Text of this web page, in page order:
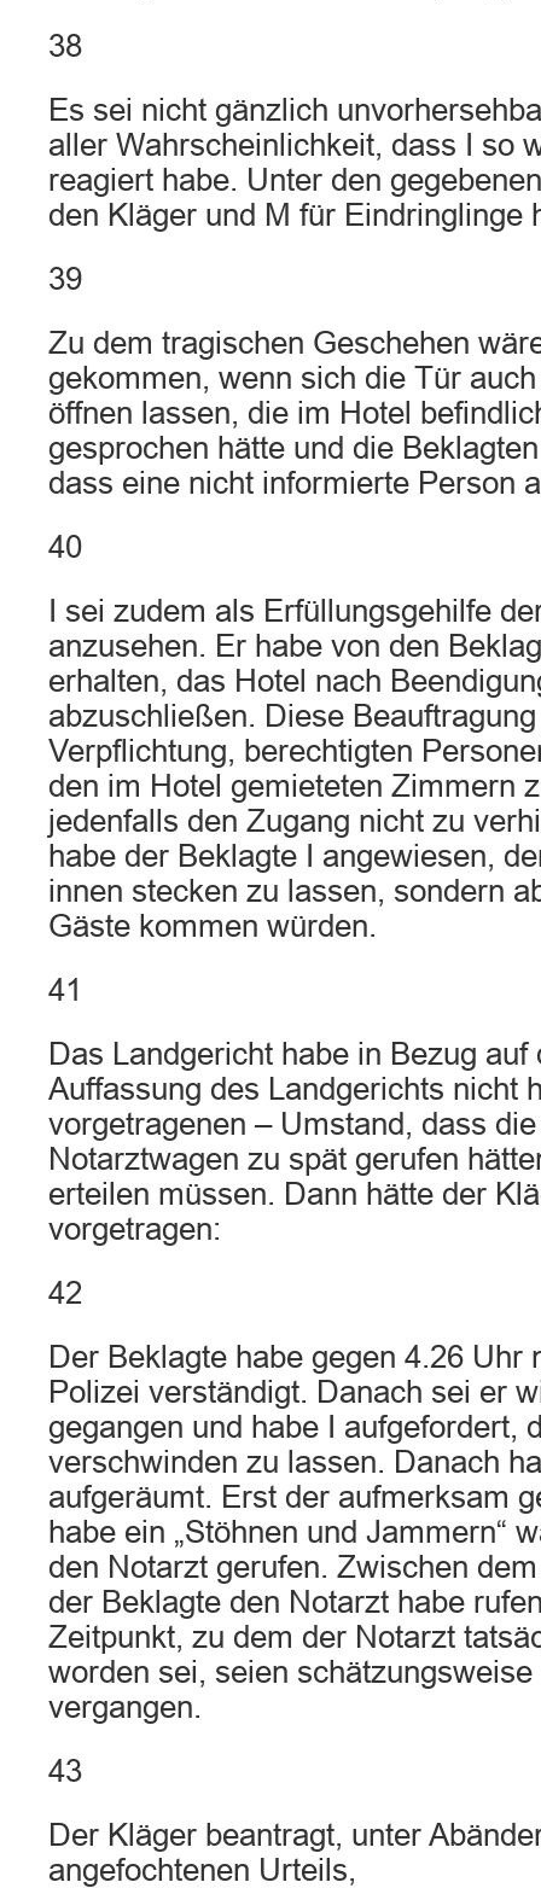
38
Es sei nicht gänzlich
aller Wahrscheinlichkeit, dass I so
reagiert habe. Unter den
den Kläger und M für Eindringlinge
39
Zu dem tragischen Geschehen
gekommen, wenn sich die Tür
öffnen lassen, die im Hotel
gesprochen hätte und die
dass eine nicht informierte Person
40
I sei zudem als Erfüllungsgehilfe
anzusehen. Er habe von den
erhalten, das Hotel nach
abzuschließen. Diese
Verpflichtung, berechtigten
den im Hotel gemieteten Zimmern
jedenfalls den Zugang nicht zu
habe der Beklagte I angewiesen,
innen stecken zu lassen, sondern
Gäste kommen würden.
41
Das Landgericht habe in Bezug auf
Auffassung des Landgerichts nicht
vorgetragenen – Umstand, dass
Notarztwagen zu spät gerufen
erteilen müssen. Dann hätte der
vorgetragen:
42
Der Beklagte habe gegen 4.26 Uhr
Polizei verständigt. Danach sei er
gegangen und habe I aufgefordert,
verschwinden zu lassen. Danach
aufgeräumt. Erst der aufmerksam
habe ein „Stöhnen und Jammern“
den Notarzt gerufen. Zwischen
der Beklagte den Notarzt habe
Zeitpunkt, zu dem der Notarzt
worden sei, seien
vergangen.
43
Der Kläger beantragt, unter
angefochtenen Urteils,